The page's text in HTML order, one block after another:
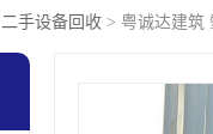
二手设备回收 > 粤诚达建筑